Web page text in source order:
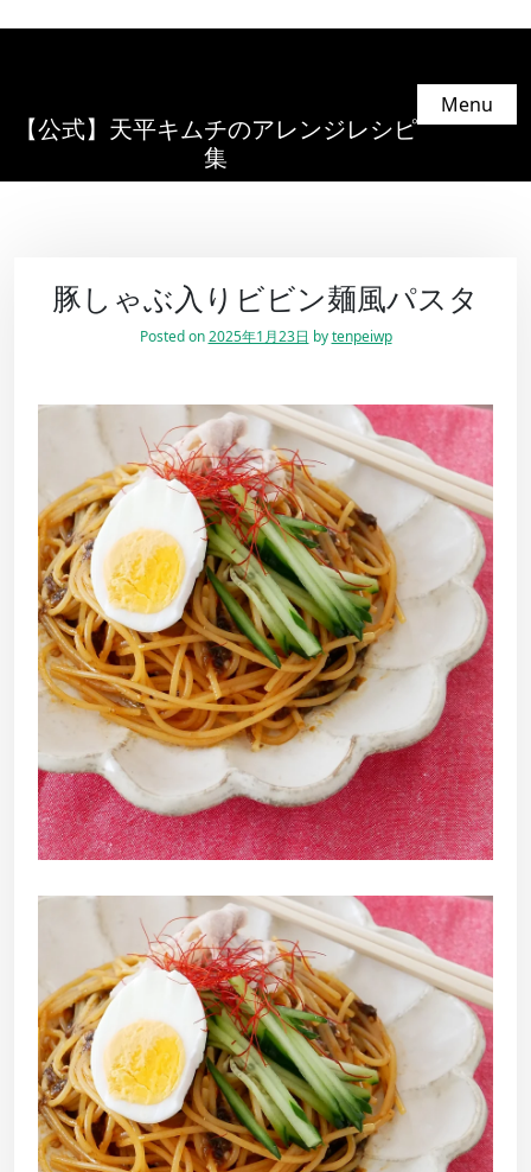
【公式】天平キムチのアレンジレシピ
集
Menu
豚しゃぶ入りビビン麺風パスタ
Posted on2025年1月23日 bytenpeiwp